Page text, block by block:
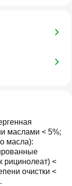
маслами < 5%;
масла):
рицинолеат) <
очистки <